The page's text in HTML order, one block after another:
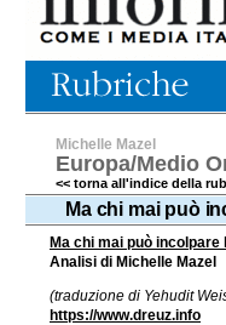
Michelle Mazel
Europa/Medio
<< torna all'indice della
Ma chi mai può
Ma chi mai può incolpare
Analisi di Michelle Mazel
(traduzione di Yehudit
https://www.dreuz.info